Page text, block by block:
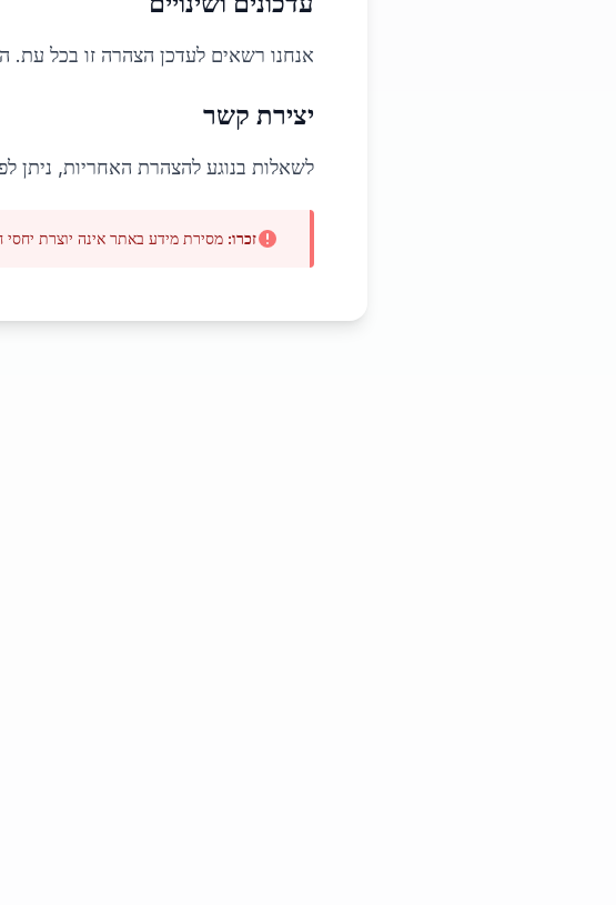
אנחנו רשאים לעדכן הצהרה זו בכל
יצירת קשר
לשאלות בנוגע להצהרת האחריות, ניתן
זכרו: מסירת מידע באתר אינה יוצרת